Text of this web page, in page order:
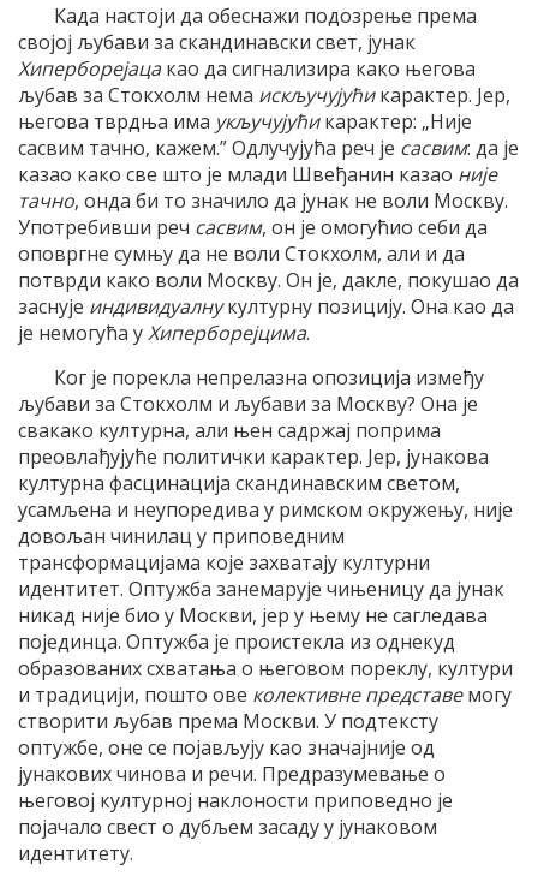
Када настоји да обеснажи подозрење према
својој љубави за скандинавски свет, јунак
Хиперборејацакао да сигнализира како његова
љубав за Стокхолм нема искључујућикарактер. Јер,
његова тврдња има укључујућикарактер: „Није
сасвим тачно, кажем.” Одлучујућа реч је сасвим: да је
казао како све што је млади Швеђанин казао није
тачно, онда би то значило да јунак не воли Москву.
Употребивши реч сасвим, он је омогућио себи да
оповргне сумњу да не воли Стокхолм, али и да
потврди како воли Москву. Он је, дакле, покушао да
заснује индивидуалнукултурну позицију. Она као да
је немогућа уХиперборејцима.
Ког је порекла непрелазна опозиција између
љубави за Стокхолм и љубави за Москву? Она је
свакако културна, али њен садржај поприма
преовлађујуће политички карактер. Јер, јунакова
културна фасцинација скандинавским светом,
усамљена и неупоредива у римском окружењу, није
довољан чинилац у приповедним
трансформацијама које захватају културни
идентитет. Оптужба занемарује чињеницу да јунак
никад није био у Москви, јер у њему не сагледава
појединца. Оптужба је проистекла из однекуд
образованих схватања о његовом пореклу, култури
и традицији, пошто ове колективне представемогу
створити љубав према Москви. У подтексту
оптужбе, оне се појављују као значајније од
јунакових чинова и речи. Предразумевање о
његовој културној наклоности приповедно је
појачало свест о дубљем засаду у јунаковом
идентитету.